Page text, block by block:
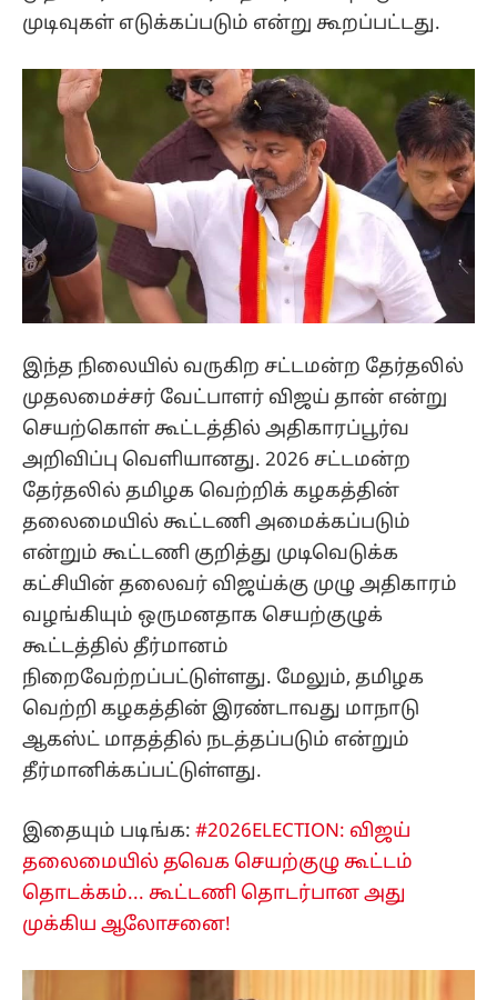
முடிவுகள் எடுக்கப்படும் என்று கூறப்பட்டது.
இந்த நிலையில் வருகிற சட்டமன்ற தேர்தலில்
முதலமைச்சர் வேட்பாளர் விஜய் தான் என்று
செயற்கொள் கூட்டத்தில் அதிகாரப்பூர்வ
அறிவிப்பு வெளியானது. 2026 சட்டமன்ற
தேர்தலில் தமிழக வெற்றிக் கழகத்தின்
தலைமையில் கூட்டணி அமைக்கப்படும்
என்றும் கூட்டணி குறித்து முடிவெடுக்க
கட்சியின் தலைவர் விஜய்க்கு முழு அதிகாரம்
வழங்கியும் ஒருமனதாக செயற்குழுக்
கூட்டத்தில் தீர்மானம்
நிறைவேற்றப்பட்டுள்ளது. மேலும், தமிழக
வெற்றி கழகத்தின் இரண்டாவது மாநாடு
ஆகஸ்ட் மாதத்தில் நடத்தப்படும் என்றும்
தீர்மானிக்கப்பட்டுள்ளது.
இதையும் படிங்க: #2026ELECTION: விஜய்
தலைமையில் தவெக செயற்குழு கூட்டம்
தொடக்கம்... கூட்டணி தொடர்பான அது
முக்கிய ஆலோசனை!